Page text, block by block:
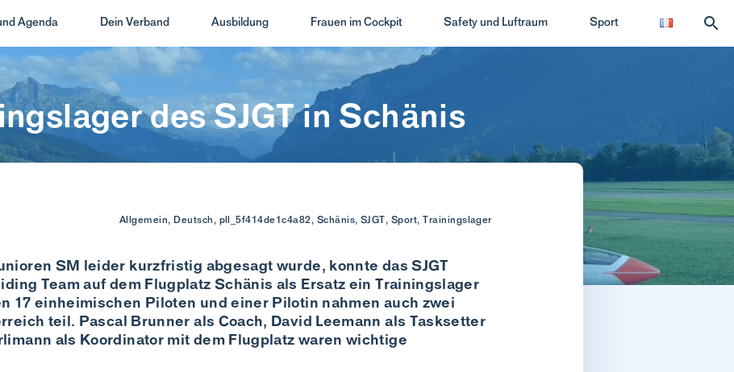
Agenda Dein Verband Ausbildung Frauen im Cockpit Safety und Luftraum Sport
des SJGT in Schänis
Allgemein, Deutsch, pll_5f414de1c4a82, Schänis, SJGT, Sport, Trainingslager
SM leider kurzfristig abgesagt wurde, konnte das SJGT
Team auf dem Flugplatz Schänis als Ersatz ein Trainingslager
17 einheimischen Piloten und einer Pilotin nahmen auch zwei
teil. Pascal Brunner als Coach, David Leemann als Tasksetter
als Koordinator mit dem Flugplatz waren wichtige